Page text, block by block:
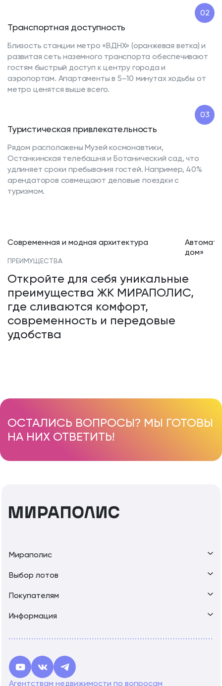
02
Транспортная доступность
Близость станции метро «ВДНХ» (оранжевая ветка) и
развитая сеть наземного транспорта обеспечивают
гостям быстрый доступ к центру города и
аэропортам. Апартаменты в 5–10 минутах ходьбы от
метро ценятся выше всего.
03
Туристическая привлекательность
Рядом расположены Музей космонавтики,
Останкинская телебашня и Ботанический сад, что
удлиняет сроки пребывания гостей. Например, 40%
арендаторов совмещают деловые поездки с
туризмом.
Современная и модная архитектура
дом»
ПРЕИМУЩЕСТВА
Откройте для себя уникальные
преимущества ЖК МИРАПОЛИС,
где сливаются комфорт,
современность и передовые
удобства
ОСТАЛИСЬ ВОПРОСЫ? МЫ ГОТОВЫ
НА НИХ ОТВЕТИТЬ!
Мираполис
Выбор лотов
Покупателям
Информация
Агентствам недвижимости по вопросам